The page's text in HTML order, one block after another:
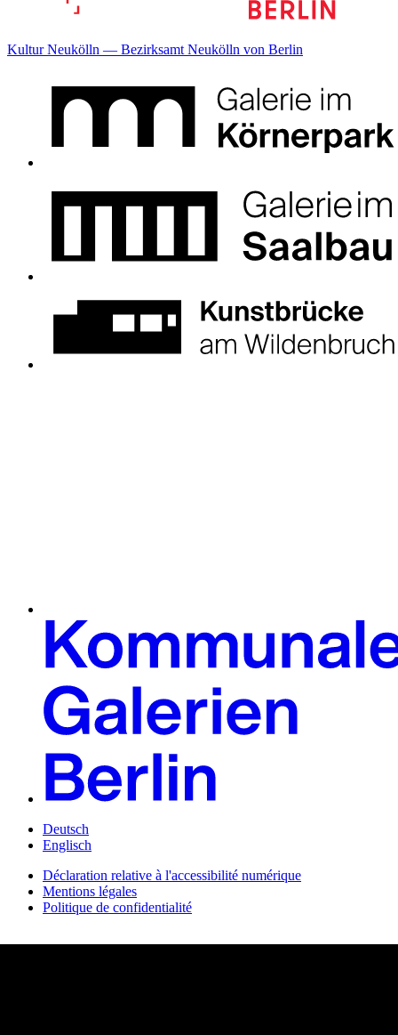
Kultur Neukölln — Bezirksamt Neukölln von Berlin
Deutsch
Englisch
Déclaration relative à l'accessibilité numérique
Mentions légales
Politique de confidentialité